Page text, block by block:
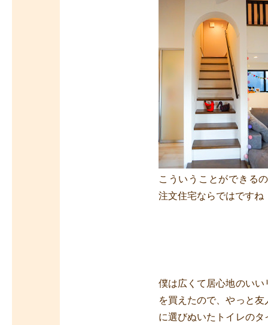
こういうことができる
注文住宅ならではですね
僕は広くて居心地のい
を買えたので、やっと
に選びぬいたトイレの